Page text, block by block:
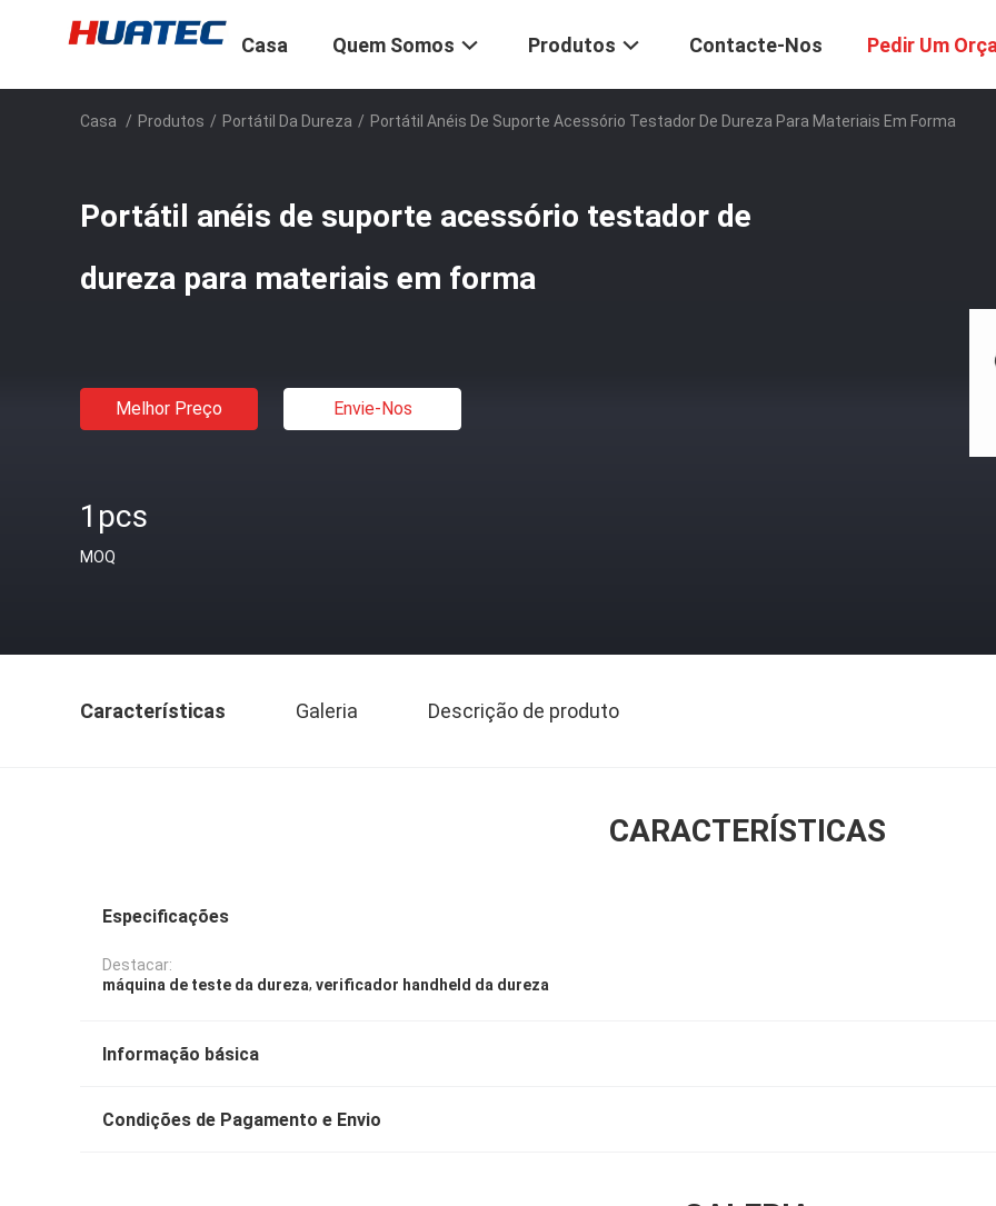
Casa Quem Somos Produtos Contacte-Nos Pedir Um
Casa / Produtos / Portátil Da Dureza / Portátil Anéis De Suporte Acessório Testador De Dureza Para Materiais Em Forma
Portátil anéis de suporte acessório testador de
dureza para materiais em forma
Melhor Preço Envie-Nos
1pcs
MOQ
Características Galeria Descrição de produto
CARACTERÍSTICAS
Especificações
Destacar:
máquina de teste da dureza, verificador handheld da dureza
Informação básica
Condições de Pagamento e Envio